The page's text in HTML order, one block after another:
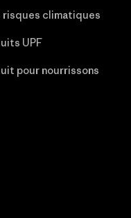
risques climatiques
UPF
pour nourrissons